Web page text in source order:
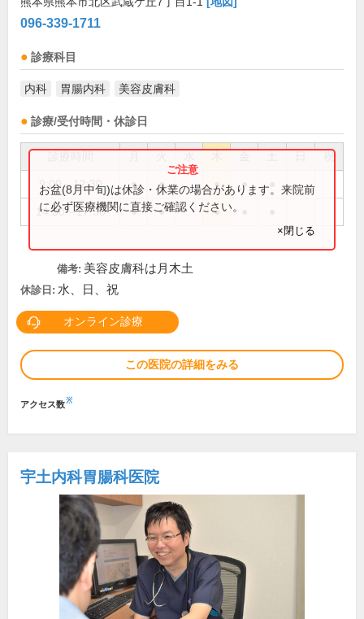
096-339-1711
診療科目
内科 胃腸内科 美容皮膚科
診療/受付時間・休診日
祝
9:00～12:30 ● ● ● ●
14:30～17:30 ● ● ●
お盆(8月中旬)は休診・休業の場合があります。来院前
に必ず医療機関に直接ご確認ください。
×閉じる
備考: 美容皮膚科は月木土
休診日: 水、日、祝
オンライン診療
この医院の詳細をみる
アクセス数※
宇土内科胃腸科医院